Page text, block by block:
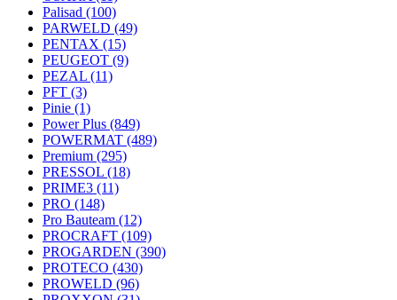
Palisad (100)
PARWELD (49)
PENTAX (15)
PEUGEOT (9)
PEZAL (11)
PFT (3)
Pinie (1)
Power Plus (849)
POWERMAT (489)
Premium (295)
PRESSOL (18)
PRIME3 (11)
PRO (148)
Pro Bauteam (12)
PROCRAFT (109)
PROGARDEN (390)
PROTECO (430)
PROWELD (96)